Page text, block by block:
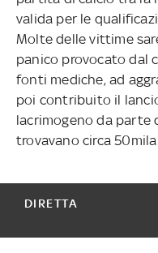
valida per le
Molte delle vittime
panico provocato dal
fonti mediche, ad
poi contribuito il
lacrimogeno da parte
trovavano circa 50mila
DIRETTA